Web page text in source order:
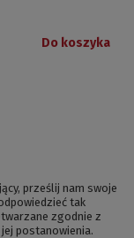
Do koszyka
prześlij nam swoje
tak
zgodnie z
jej postanowienia.